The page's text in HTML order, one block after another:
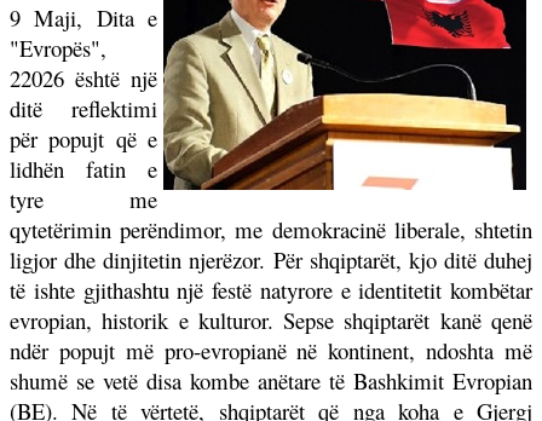
9 Maji, Dita e
"Evropës",
22026 është një
ditë reflektimi
për popujt që e
lidhën fatin e
tyre me
qytetërimin perëndimor, me demokracinë liberale, shtetin
ligjor dhe dinjitetin njerëzor. Për shqiptarët, kjo ditë duhej
të ishte gjithashtu një festë natyrore e identitetit kombëtar
evropian, historik e kulturor. Sepse shqiptarët kanë qenë
ndër popujt më pro-evropianë në kontinent, ndoshta më
shumë se vetë disa kombe anëtare të Bashkimit Evropian
(BE). Në të vërtetë, shqiptarët që nga koha e Gjergj